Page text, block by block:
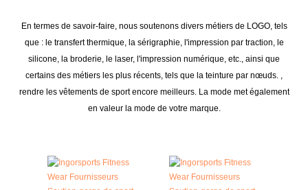
En termes de savoir-faire, nous soutenons divers métiers de LOGO, tels
que : le transfert thermique, la sérigraphie, l'impression par traction, le
silicone, la broderie, le laser, l'impression numérique, etc., ainsi que
certains des métiers les plus récents, tels que la teinture par nœuds. ,
rendre les vêtements de sport encore meilleurs. La mode met également
en valeur la mode de votre marque.